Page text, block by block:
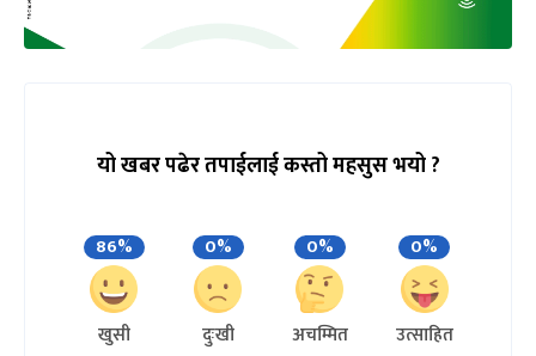
यो खबर पढेर तपाईलाई कस्तो महसुस भयो ?
86%
खुसी
0%
दुःखी
0%
अचम्मित
0%
उत्साहित